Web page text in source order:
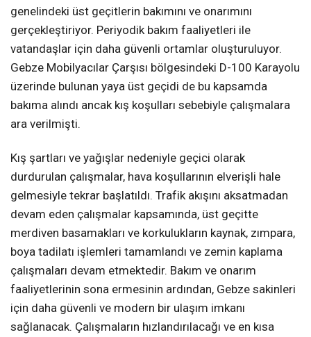
genelindeki üst geçitlerin bakımını ve onarımını
gerçekleştiriyor. Periyodik bakım faaliyetleri ile
vatandaşlar için daha güvenli ortamlar oluşturuluyor.
Gebze Mobilyacılar Çarşısı bölgesindeki D-100 Karayolu
üzerinde bulunan yaya üst geçidi de bu kapsamda
bakıma alındı ancak kış koşulları sebebiyle çalışmalara
ara verilmişti.
Kış şartları ve yağışlar nedeniyle geçici olarak
durdurulan çalışmalar, hava koşullarının elverişli hale
gelmesiyle tekrar başlatıldı. Trafik akışını aksatmadan
devam eden çalışmalar kapsamında, üst geçitte
merdiven basamakları ve korkulukların kaynak, zımpara,
boya tadilatı işlemleri tamamlandı ve zemin kaplama
çalışmaları devam etmektedir. Bakım ve onarım
faaliyetlerinin sona ermesinin ardından, Gebze sakinleri
için daha güvenli ve modern bir ulaşım imkanı
sağlanacak. Çalışmaların hızlandırılacağı ve en kısa